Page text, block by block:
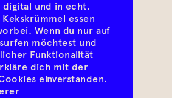
digital und in echt.
essen
Wenn du nur auf
möchtest und
Funktionalität
dich mit der
einverstanden.